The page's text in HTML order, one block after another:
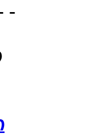
-